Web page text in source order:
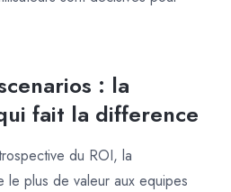
: la
fait la difference
du ROI, la
le plus de valeur aux equipes